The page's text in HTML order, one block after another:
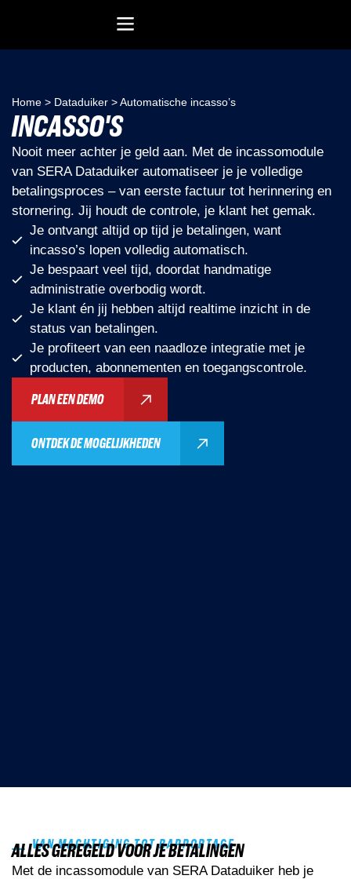
Home > Dataduiker >Automatische incasso’s
INCASSO'S
Nooit meer achter je geld aan. Met de incassomodule
van SERA Dataduiker automatiseer je je volledige
betalingsproces – van eerste factuur tot herinnering en
stornering. Jij houdt de controle, je klant het gemak.
Je ontvangt altijd op tijd je betalingen, want
incasso’s lopen volledig automatisch.
Je bespaart veel tijd, doordat handmatige
administratie overbodig wordt.
Je klant én jij hebben altijd realtime inzicht in de
status van betalingen.
Je profiteert van een naadloze integratie met je
producten, abonnementen en toegangscontrole.
ONTDEK DE MOGELIJKHEDEN
PLAN EEN DEMO
VAN MACHTIGING TOT RAPPORTAGE
ALLES GEREGELD VOOR JE BETALINGEN
Met de incassomodule van SERA Dataduiker heb je